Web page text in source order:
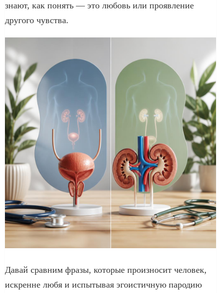
знают, как понять — это любовь или проявление
другого чувства.
Давай сравним фразы, которые произносит человек,
искренне любя и испытывая эгоистичную пародию